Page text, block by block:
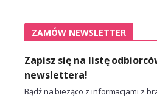
ZAMÓW NEWSLETTER
Zapisz się na listę
newslettera!
Bądź na bieżąco z informacjami z